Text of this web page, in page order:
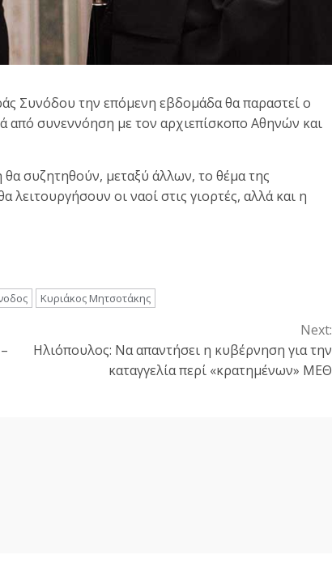
Συνόδου την επόμενη εβδομάδα θα παραστεί ο
συνεννόηση με τον αρχιεπίσκοπο Αθηνών και
συζητηθούν, μεταξύ άλλων, το θέμα της
οι ναοί στις γιορτές, αλλά και η
Κυριάκος Μητσοτάκης
Next:
Ηλιόπουλος: Να απαντήσει η κυβέρνηση για την
καταγγελία περί «κρατημένων» ΜΕΘ